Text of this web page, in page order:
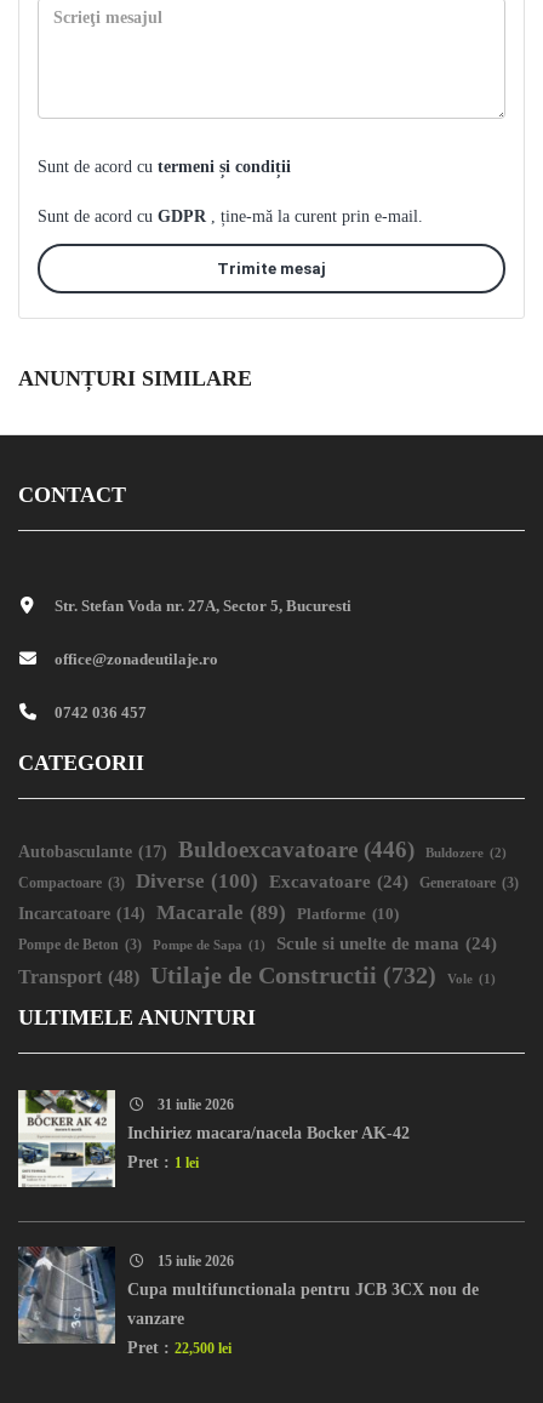
Sunt de acord cu termeni și condiții
Sunt de acord cu GDPR , ține-mă la curent prin e-mail.
Trimite mesaj
ANUNȚURI SIMILARE
CONTACT
Str. Stefan Voda nr. 27A, Sector 5, Bucuresti
office@zonadeutilaje.ro
0742 036 457
CATEGORII
Autobasculante (17) Buldoexcavatoare (446) Buldozere (2)
Compactoare (3) Diverse (100) Excavatoare (24) Generatoare (3)
Incarcatoare (14) Macarale (89) Platforme (10)
Pompe de Beton (3) Pompe de Sapa (1) Scule si unelte de mana (24)
Transport (48) Utilaje de Constructii (732) Vole (1)
ULTIMELE ANUNTURI
31 iulie 2026
Inchiriez macara/nacela Bocker AK-42
Pret : 1 lei
15 iulie 2026
Cupa multifunctionala pentru JCB 3CX nou de
vanzare
Pret : 22,500 lei